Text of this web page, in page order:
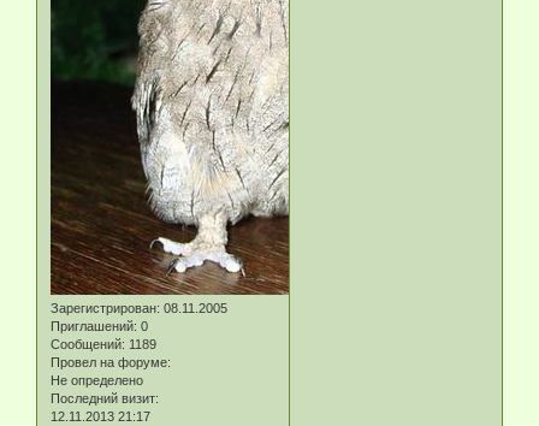
Зарегистрирован: 08.11.2005
Приглашений: 0
Сообщений: 1189
Провел на форуме:
Не определено
Последний визит:
12.11.2013 21:17